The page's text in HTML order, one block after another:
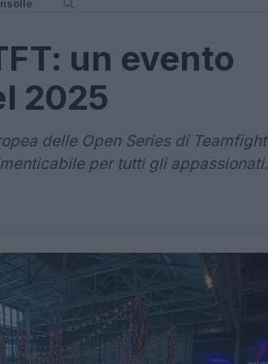
un evento
2025
delle Open Series di Teamfight
per tutti gli appassionati.